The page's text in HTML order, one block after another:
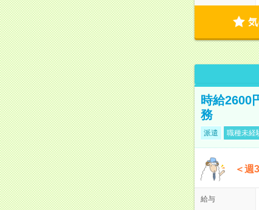
気
時給2600
務
派遣 職種未経
＜週
給与